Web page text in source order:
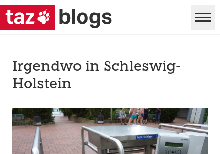
Irgendwo in Schleswig-
Holstein